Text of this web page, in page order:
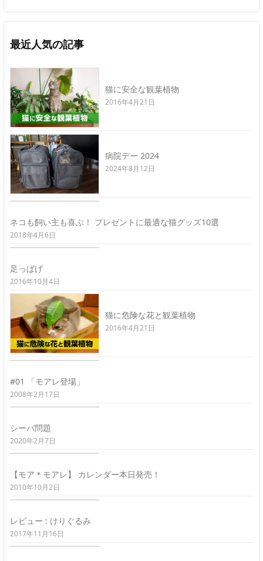
最近人気の記事
猫に安全な観葉植物
2016年4月21日
病院デー 2024
2024年8月12日
ネコも飼い主も喜ぶ！ プレゼントに最適な猫グッズ10選
2018年4月6日
足っぱげ
2016年10月4日
猫に危険な花と観葉植物
2016年4月21日
#01 「モアレ登場」
2008年2月17日
シーバ問題
2020年2月7日
【モア＊モアレ】 カレンダー本日発売！
2010年10月2日
レビュー : けりぐるみ
2017年11月16日